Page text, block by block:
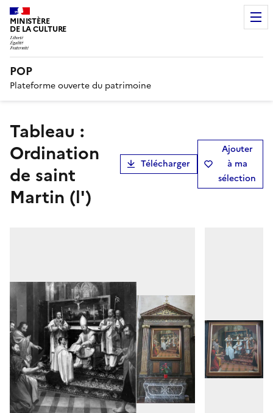
MINISTÈRE
DE LA CULTURE
POP
Plateforme ouverte du patrimoine
tableau :
Ordination
de saint
Martin (l')
Télécharger
Ajouter
à ma
sélection